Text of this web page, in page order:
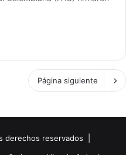
Página siguiente
derechos reservados |